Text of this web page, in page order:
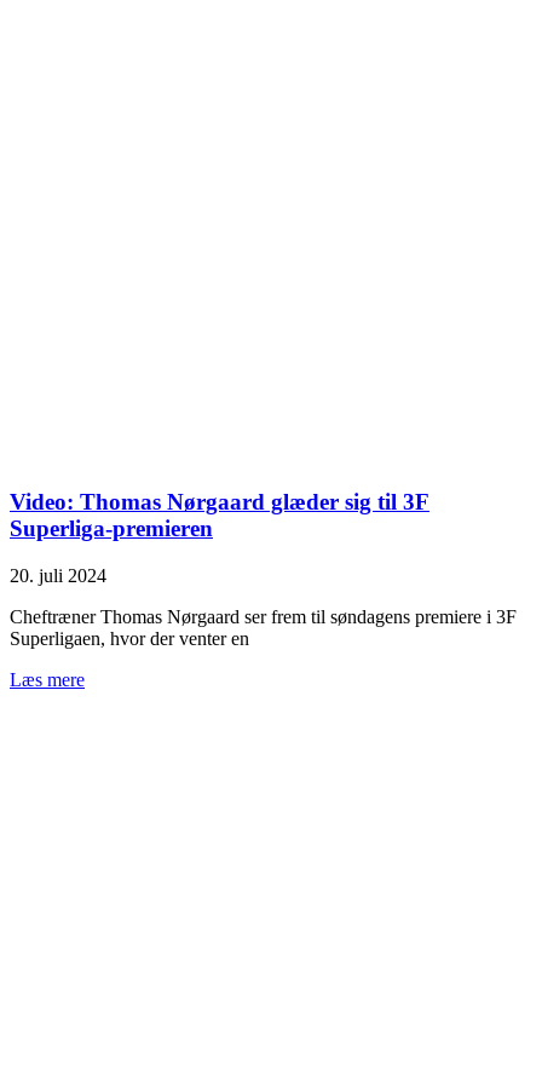
Video: Thomas Nørgaard glæder sig til 3F
Superliga-premieren
20. juli 2024
Cheftræner Thomas Nørgaard ser frem til søndagens premiere i 3F
Superligaen, hvor der venter en
Læs mere